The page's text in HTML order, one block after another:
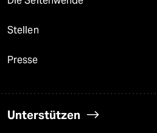
Stellen
Presse
Unterstützen